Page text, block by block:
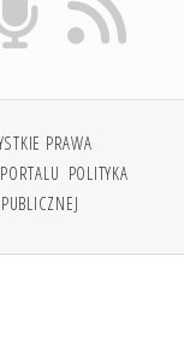
PRAWA
POLITYKA